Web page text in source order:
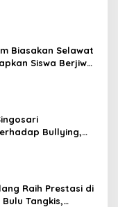
Biasakan Selawat
Siswa Berjiwa
Bullying,
Raih Prestasi di
Tangkis,